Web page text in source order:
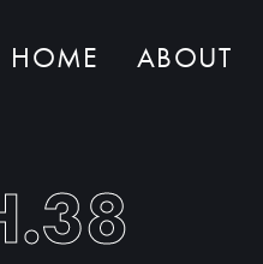
HOME ABOUT